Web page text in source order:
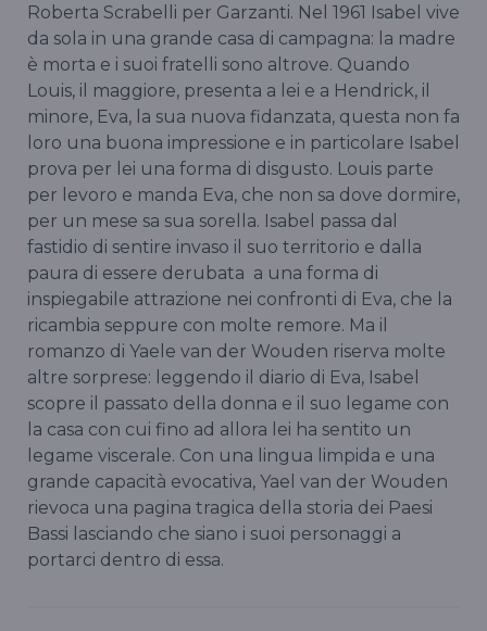
Roberta Scrabelli per Garzanti. Nel 1961 Isabel vive
da sola in una grande casa di campagna: la madre
è morta e i suoi fratelli sono altrove. Quando
Louis, il maggiore, presenta a lei e a Hendrick, il
minore, Eva, la sua nuova fidanzata, questa non fa
loro una buona impressione e in particolare Isabel
prova per lei una forma di disgusto. Louis parte
per levoro e manda Eva, che non sa dove dormire,
per un mese sa sua sorella. Isabel passa dal
fastidio di sentire invaso il suo territorio e dalla
paura di essere derubata a una forma di
inspiegabile attrazione nei confronti di Eva, che la
ricambia seppure con molte remore. Ma il
romanzo di Yaele van der Wouden riserva molte
altre sorprese: leggendo il diario di Eva, Isabel
scopre il passato della donna e il suo legame con
la casa con cui fino ad allora lei ha sentito un
legame viscerale. Con una lingua limpida e una
grande capacità evocativa, Yael van der Wouden
rievoca una pagina tragica della storia dei Paesi
Bassi lasciando che siano i suoi personaggi a
portarci dentro di essa.